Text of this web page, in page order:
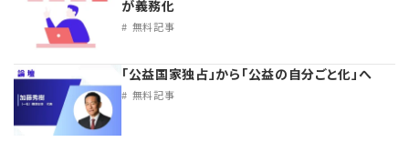
が義務化
無料記事
「公益国家独占」から「公益の自分ごと化」へ
無料記事